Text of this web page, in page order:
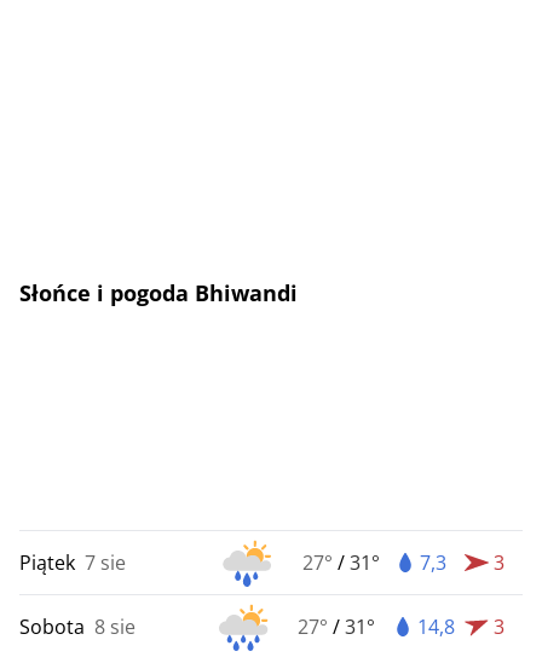
Słońce i pogoda Bhiwandi
Piątek 7 sie 27° /31° 7,3 3
Sobota 8 sie 27° /31° 14,8 3